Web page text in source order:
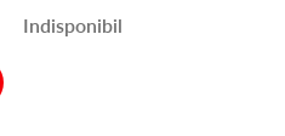
Indisponibil